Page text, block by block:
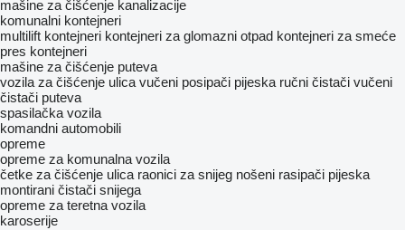
mašine za čišćenje kanalizacije
komunalni kontejneri
multilift kontejneri kontejneri za glomazni otpad kontejneri za smeće
pres kontejneri
mašine za čišćenje puteva
vozila za čišćenje ulica vučeni posipači pijeska ručni čistači vučeni
čistači puteva​
spasilačka vozila
komandni automobili
opreme
opreme za komunalna vozila
četke za čišćenje ulica raonici za snijeg nošeni rasipači pijeska
montirani čistači snijega
оpremе za teretna vozila
karoserije